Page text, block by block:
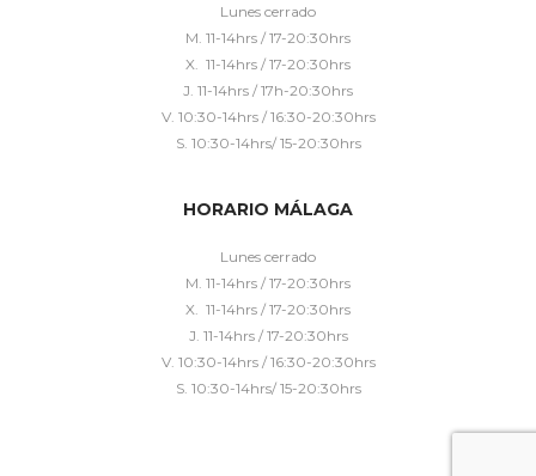
Lunes cerrado
M. 11-14hrs / 17-20:30hrs
X. 11-14hrs / 17-20:30hrs
J. 11-14hrs / 17h-20:30hrs
V. 10:30-14hrs / 16:30-20:30hrs
S. 10:30-14hrs/ 15-20:30hrs
HORARIO MÁLAGA
Lunes cerrado
M. 11-14hrs / 17-20:30hrs
X. 11-14hrs / 17-20:30hrs
J. 11-14hrs / 17-20:30hrs
V. 10:30-14hrs / 16:30-20:30hrs
S. 10:30-14hrs/ 15-20:30hrs